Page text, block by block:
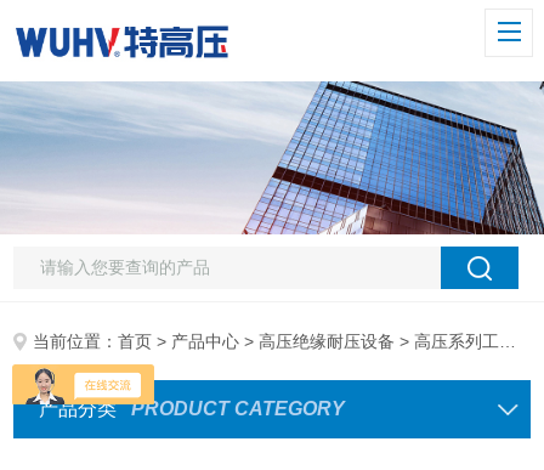
当前位置：首页 > 产品中心 >高压绝缘耐压设备 > 高压系列工频耐压试验装置
产品分类 PRODUCT CATEGORY